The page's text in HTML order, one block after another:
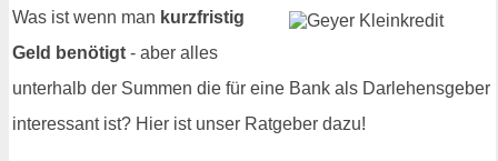
Was ist wenn man kurzfristig
Geld benötigt - aber alles
unterhalb der Summen die für eine Bank als Darlehensgeber
interessant ist? Hier ist unser Ratgeber dazu!